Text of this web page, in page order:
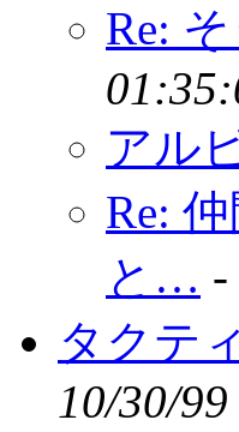
Re:
アル
Re:
と… -
タクテ
10/30/99